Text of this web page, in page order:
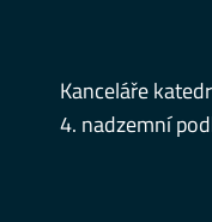
Kanceláře
4. nadzemní